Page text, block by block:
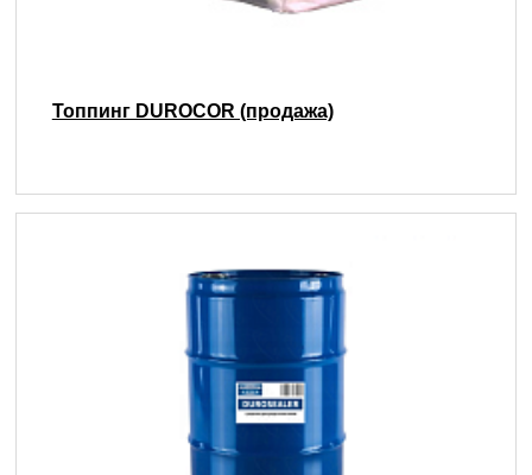
Топпинг DUROCOR (продажа)